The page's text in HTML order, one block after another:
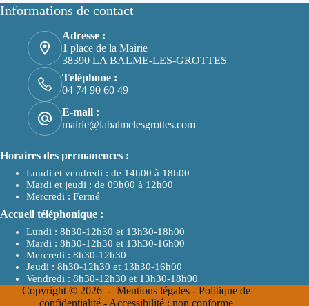
Informations de contact
Adresse :
1 place de la Mairie
38390 LA BALME-LES-GROTTES
Téléphone :
04 74 90 60 49
E-mail :
mairie@labalmelesgrottes.com
Horaires des permanences :
Lundi et vendredi : de 14h00 à 18h00
Mardi et jeudi : de 09h00 à 12h00
Mercredi : Fermé
Accueil téléphonique :
Lundi : 8h30-12h30 et 13h30-18h00
Mardi : 8h30-12h30 et 13h30-16h00
Mercredi : 8h30-12h30
Jeudi : 8h30-12h30 et 13h30-16h00
Vendredi : 8h30-12h30 et 13h30-18h00
Copyright © 2026 - Mentions légales- Politique de
confidentialité- Accessibilité : non conforme